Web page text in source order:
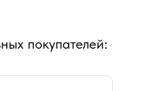
покупателей: